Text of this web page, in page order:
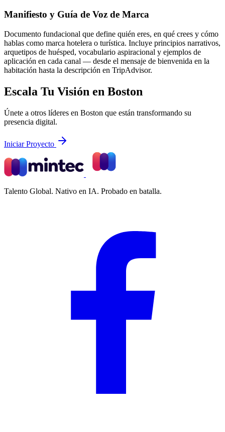
Manifiesto y Guía de Voz de Marca
Documento fundacional que define quién eres, en qué crees y cómo
hablas como marca hotelera o turística. Incluye principios narrativos,
arquetipos de huésped, vocabulario aspiracional y ejemplos de
aplicación en cada canal — desde el mensaje de bienvenida en la
habitación hasta la descripción en TripAdvisor.
Escala Tu Visión en Boston
Únete a otros líderes en Boston que están transformando su
presencia digital.
Iniciar Proyecto
Talento Global. Nativo en IA. Probado en batalla.